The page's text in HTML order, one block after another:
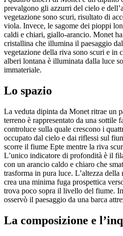
prevalgono gli azzurri del cielo e
vegetazione sono scuri, risultato di
viola. Invece, le sagome dei pioppi
caldi e chiari, giallo-arancio. Monet
cristallina che illumina il paesaggio
vegetazione della riva sono scuri e in
alberi lontana è illuminata dalla luce
immateriale.
Lo spazio
La veduta dipinta da Monet ritrae un
terreno è rappresentato da una sottile
controluce sulla quale crescono i
occupato dal cielo e dai riflessi sul
scorre il fiume Epte mentre la riva
L’unico indicatore di profondità è il
con un arancio caldo e chiaro che
trasforma in pura luce. L’altezza
crea una minima fuga prospettica
trova poco sopra il livello del fiume.
osservò il paesaggio da una barca
La composizione e